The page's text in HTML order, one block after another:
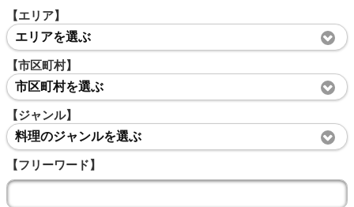
【エリア】
エリアを選ぶ
【市区町村】
市区町村を選ぶ
【ジャンル】
料理のジャンルを選ぶ
【フリーワード】